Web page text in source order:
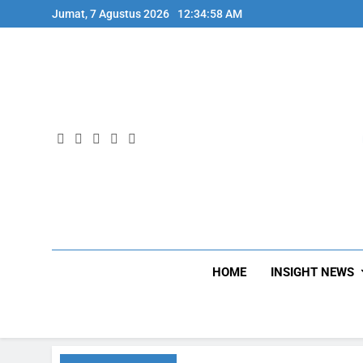
to
Jumat, 7 Agustus 2026 12:34:59 AM
HOME INSIGHT NEWS